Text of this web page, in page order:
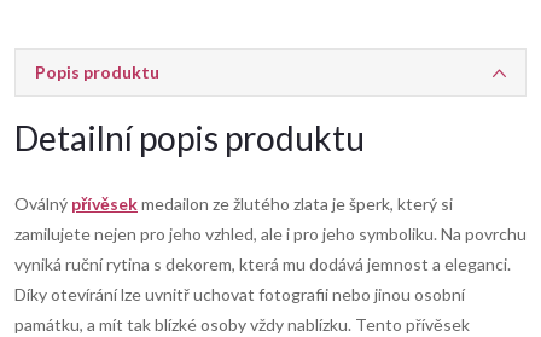
Popis produktu
Detailní popis produktu
Oválný přívěsekmedailon ze žlutého zlata je šperk, který si
zamilujete nejen pro jeho vzhled, ale i pro jeho symboliku. Na povrchu
vyniká ruční rytina s dekorem, která mu dodává jemnost a eleganci.
Díky otevírání lze uvnitř uchovat fotografii nebo jinou osobní
památku, a mít tak blízké osoby vždy nablízku. Tento přívěsek